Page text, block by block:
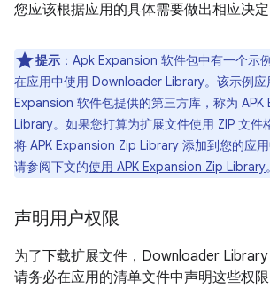
您应该根据应用的具体需要做出相应决定
提示 ：Apk Expansion 软件包中有一个示
在应用中使用 Downloader Library。该示例
Expansion 软件包提供的第三方库，称为 APK
Library。如果您打算为扩展文件使用 ZIP 文件
将 APK Expansion Zip Library 添加到您的应
请参阅下文的使用 APK Expansion Zip Library。
声明用户权限
为了下载扩展文件，Downloader Library
请务必在应用的清单文件中声明这些权